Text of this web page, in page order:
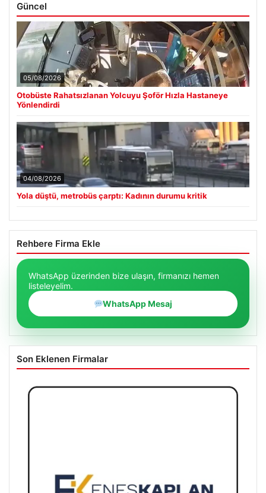
Güncel
05/08/2026
Otobüste Rahatsızlanan Yolcuyu Şoför Hızla Hastaneye
Yönlendirdi
04/08/2026
Yola düştü, metrobüs çarptı: Kadının durumu kritik
Rehbere Firma Ekle
WhatsApp üzerinden bize ulaşın, firmanızı hemen
listeleyelim.
WhatsApp Mesaj
Son Eklenen Firmalar